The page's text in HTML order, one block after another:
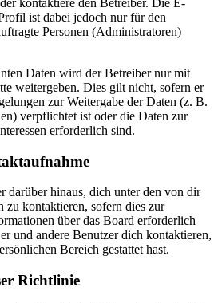
kontaktiere den Betreiber. Die E-
ist dabei jedoch nur für den
Personen (Administratoren)
Daten wird der Betreiber nur mit
weitergeben. Dies gilt nicht, sofern er
zur Weitergabe der Daten (z. B.
verpflichtet ist oder die Daten zur
erforderlich sind.
darüber hinaus, dich unter den von dir
zu kontaktieren, sofern dies zur
über das Board erforderlich
und andere Benutzer dich kontaktieren,
Bereich gestattet hast.
Richtlinie